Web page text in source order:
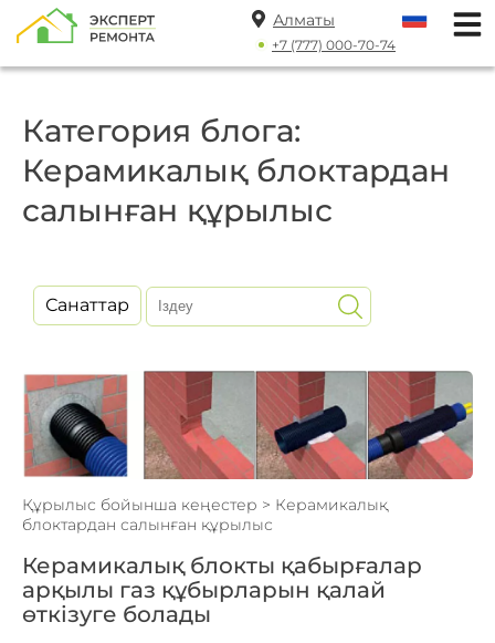
Алматы
+7 (777) 000-70-74
Категория блога:
Керамикалық блоктардан
салынған құрылыс
Санаттар
Құрылыс бойынша кеңестер > Керамикалық
блоктардан салынған құрылыс
Керамикалық блокты қабырғалар
арқылы газ құбырларын қалай
өткізуге болады